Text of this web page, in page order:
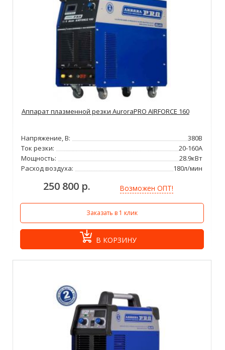
Аппарат плазменной резки AuroraPRO AIRFORCE 160
Напряжение, В:
380В
Ток резки:
20-160А
Мощность:
28.9кВт
Расход воздуха:
180л/мин
250 800 р. Возможен ОПТ!
Заказать в 1 клик
В КОРЗИНУ